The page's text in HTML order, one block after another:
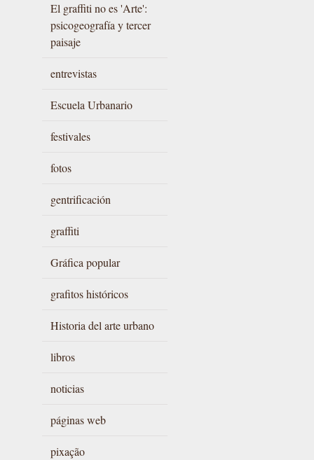
El graffiti no es 'Arte':
psicogeografía y tercer
paisaje
entrevistas
Escuela Urbanario
festivales
fotos
gentrificación
graffiti
Gráfica popular
grafitos históricos
Historia del arte urbano
libros
noticias
páginas web
pixação